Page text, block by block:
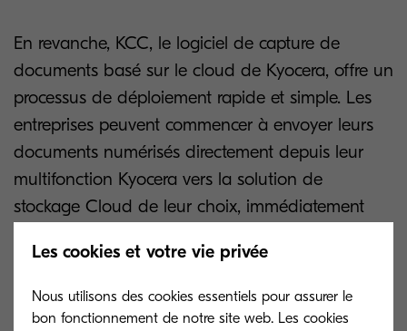
En revanche, KCC, le logiciel de capture de
documents basé sur le cloud de Kyocera, offre un
processus de déploiement rapide et simple. Les
entreprises peuvent commencer à envoyer leurs
documents numérisés directement depuis leur
multifonction Kyocera vers la solution de
stockage Cloud de leur choix, immédiatement
numérisation préférés. Avec ce logiciel Kyocera, il
n'est pas nécessaire de se préoccuper de
l'installation de serveurs ou de configurations
Les cookies et votre vie privée
Nous utilisons des cookies essentiels pour assurer le
bon fonctionnement de notre site web. Les cookies